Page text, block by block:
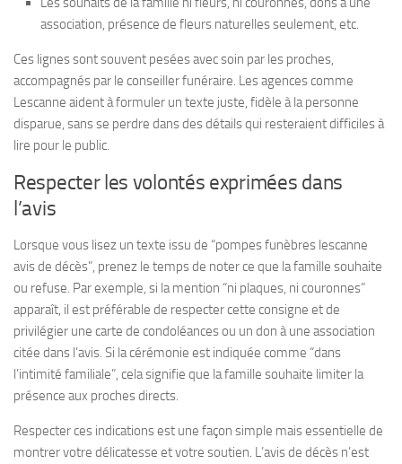
association, présence de fleurs naturelles seulement, etc.
Ces lignes sont souvent pesées avec soin par les proches,
accompagnés par le conseiller funéraire. Les agences comme
Lescanne aident à formuler un texte juste, fidèle à la personne
disparue, sans se perdre dans des détails qui resteraient difficiles à
lire pour le public.
Respecter les volontés exprimées dans
l’avis
Lorsque vous lisez un texte issu de “pompes funèbres lescanne
avis de décès”, prenez le temps de noter ce que la famille souhaite
ou refuse. Par exemple, si la mention “ni plaques, ni couronnes”
apparaît, il est préférable de respecter cette consigne et de
privilégier une carte de condoléances ou un don à une association
citée dans l’avis. Si la cérémonie est indiquée comme “dans
l’intimité familiale”, cela signifie que la famille souhaite limiter la
présence aux proches directs.
Respecter ces indications est une façon simple mais essentielle de
montrer votre délicatesse et votre soutien. L’avis de décès n’est